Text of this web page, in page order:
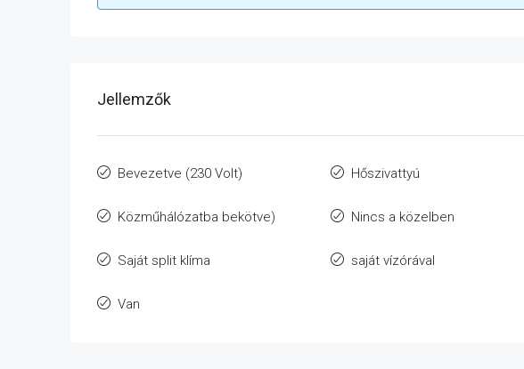
Jellemzők
Bevezetve (230 Volt) Hőszivattyú
Közműhálózatba bekötve) Nincs a közelben
Saját split klíma saját vízórával
Van